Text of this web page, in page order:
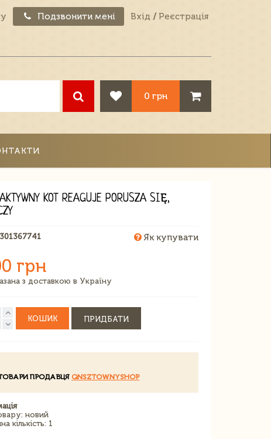
Подзвонити мені Вхід / Реєстрація
0 грн
KOT REAGUJE PORUSZA SIĘ,
Як купувати
грн
з доставкою в Україну
КОШИК ПРИДБАТИ
ПРОДАВЦЯQNSZTOWNYSHOP
новий
кількість: 1